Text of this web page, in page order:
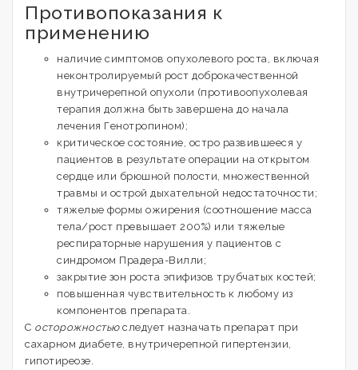
Противопоказания к
применению
наличие симптомов опухолевого роста, включая
неконтролируемый рост доброкачественной
внутричерепной опухоли (противоопухолевая
терапия должна быть завершена до начала
лечения Генотропином);
критическое состояние, остро развившееся у
пациентов в результате операции на открытом
сердце или брюшной полости, множественной
травмы и острой дыхательной недостаточности;
тяжелые формы ожирения (соотношение масса
тела/рост превышает 200%) или тяжелые
респираторные нарушения у пациентов с
синдромом Прадера-Вилли;
закрытие зон роста эпифизов трубчатых костей;
повышенная чувствительность к любому из
компонентов препарата.
С осторожностьюследует назначать препарат при
сахарном диабете, внутричерепной гипертензии,
гипотиреозе.